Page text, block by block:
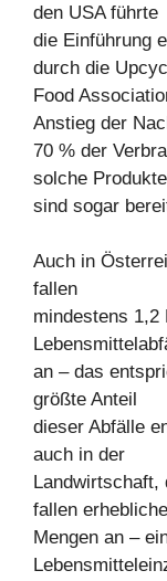
den USA führte
die Einführung
durch die
Food
Anstieg der
70 % der
solche
sind sogar
Auch in
fallen
mindestens 1,2
an – das
größte Anteil
dieser Abfälle
auch in der
Landwirtschaft,
fallen erhebliche
Mengen an –